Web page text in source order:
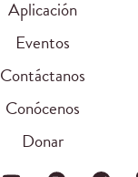
Aplicación
Eventos
Contáctanos
Conócenos
Donar